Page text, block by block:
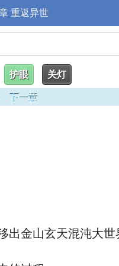
重返异世
护眼 关灯
下一章
金山玄天混沌大世